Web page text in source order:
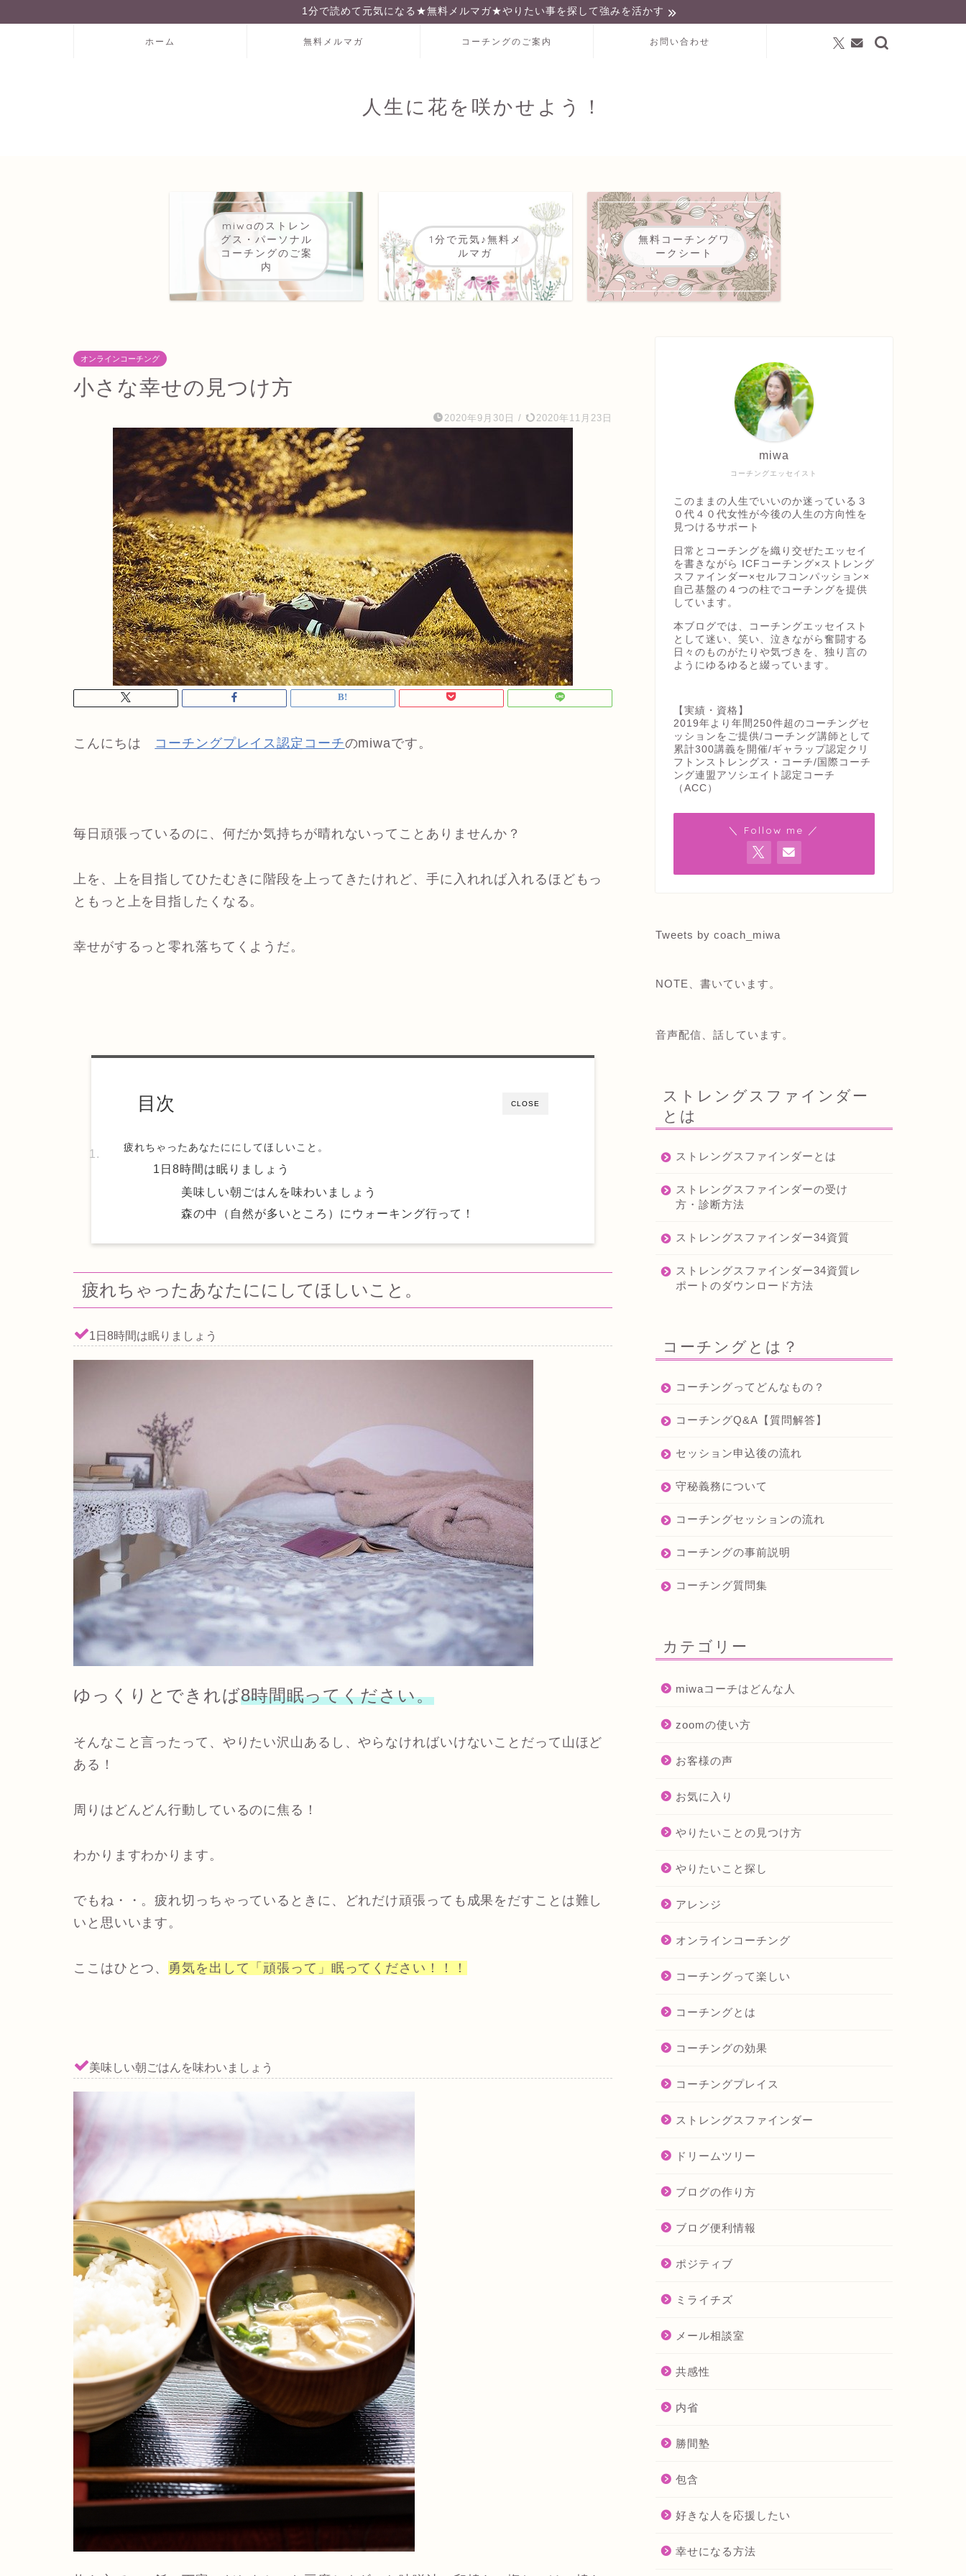
1分で読めて元気になる★無料メルマガ★やりたい事を探して強みを活かす
ホーム 無料メルマガ コーチングのご案内 お問い合わせ
人生に花を咲かせよう！
miwaのストレン
グス・パーソナル
コーチングのご案
内
1分で元気♪無料メ
ルマガ
無料コーチングワ
ークシート
オンラインコーチング
小さな幸せの見つけ方
2020年9月30日 / 2020年11月23日
こんにちは コーチングプレイス認定コーチのmiwaです。
毎日頑張っているのに、何だか気持ちが晴れないってことありませんか？
上を、上を目指してひたむきに階段を上ってきたけれど、手に入れれば入れるほどもっ
ともっと上を目指したくなる。
幸せがするっと零れ落ちてくようだ。
CLOSE
目次
疲れちゃったあなたににしてほしいこと。
1日8時間は眠りましょう
美味しい朝ごはんを味わいましょう
森の中（自然が多いところ）にウォーキング行って！
疲れちゃったあなたににしてほしいこと。
1日8時間は眠りましょう
ゆっくりとできれば8時間眠ってください。
そんなこと言ったって、やりたい沢山あるし、やらなければいけないことだって山ほど
ある！
周りはどんどん行動しているのに焦る！
わかりますわかります。
でもね・・。疲れ切っちゃっているときに、どれだけ頑張っても成果をだすことは難し
いと思いいます。
ここはひとつ、 勇気を出して「頑張って」眠ってください！！！
美味しい朝ごはんを味わいましょう
コーチングエッセイスト
miwa
このままの人生でいいのか迷っている３
０代４０代女性が今後の人生の方向性を
見つけるサポート
日常とコーチングを織り交ぜたエッセイ
を書きながら ICFコーチング×ストレング
スファインダー×セルフコンパッション×
自己基盤の４つの柱でコーチングを提供
しています。
本ブログでは、コーチングエッセイスト
として迷い、笑い、泣きながら奮闘する
日々のものがたりや気づきを、独り言の
ようにゆるゆると綴っています。
【実績・資格】
2019年より年間250件超のコーチングセ
ッションをご提供/コーチング講師として
累計300講義を開催/ギャラップ認定クリ
フトンストレングス・コーチ/国際コーチ
ング連盟アソシエイト認定コーチ
（ACC）
＼ Follow me ／
Tweets by coach_miwa
NOTE、書いています。
音声配信、話しています。
ストレングスファインダー
とは
ストレングスファインダーとは
ストレングスファインダーの受け
方・診断方法
ストレングスファインダー34資質
ストレングスファインダー34資質レ
ポートのダウンロード方法
コーチングとは？
コーチングってどんなもの？
コーチングQ&A【質問解答】
セッション申込後の流れ
守秘義務について
コーチングセッションの流れ
コーチングの事前説明
コーチング質問集
カテゴリー
miwaコーチはどんな人
zoomの使い方
お客様の声
お気に入り
やりたいことの見つけ方
やりたいこと探し
アレンジ
オンラインコーチング
コーチングって楽しい
コーチングとは
コーチングの効果
コーチングプレイス
ストレングスファインダー
ドリームツリー
ブログの作り方
ブログ便利情報
ポジティブ
ミライチズ
メール相談室
共感性
内省
勝間塾
包含
好きな人を応援したい
幸せになる方法